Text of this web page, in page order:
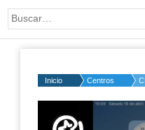
Palabra o frase:
Inicio Centros
50%